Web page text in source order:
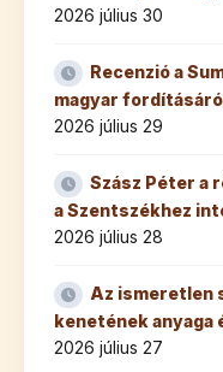
2026 július 30
Recenzió a
magyar
2026 július 29
Szász Péter a
a Szentszékhez
2026 július 28
Az ismeretlen
kenetének anyaga
2026 július 27